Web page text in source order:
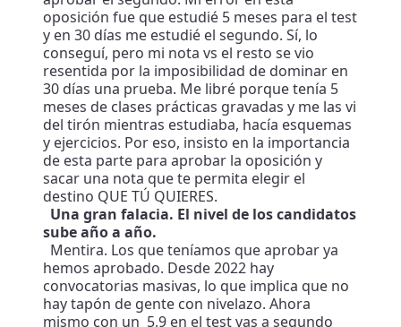
oposición fue que estudié 5 meses para el test
y en 30 días me estudié el segundo. Sí, lo
conseguí, pero mi nota vs el resto se vio
resentida por la imposibilidad de dominar en
30 días una prueba. Me libré porque tenía 5
meses de clases prácticas gravadas y me las vi
del tirón mientras estudiaba, hacía esquemas
y ejercicios. Por eso, insisto en la importancia
de esta parte para aprobar la oposición y
sacar una nota que te permita elegir el
destino QUE TÚ QUIERES.
Una gran falacia. El nivel de los candidatos
sube año a año.
Mentira. Los que teníamos que aprobar ya
hemos aprobado. Desde 2022 hay
convocatorias masivas, lo que implica que no
hay tapón de gente con nivelazo. Ahora
mismo con un 5,9 en el test vas a segundo